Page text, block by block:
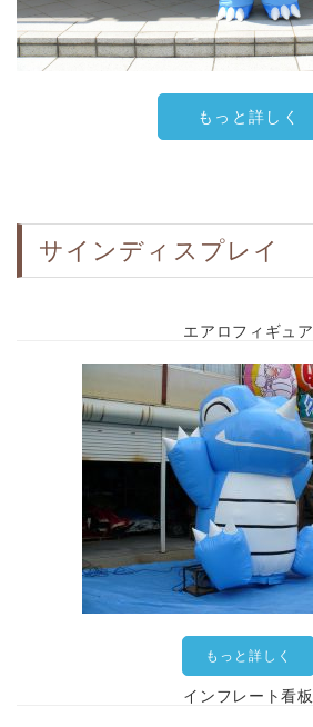
もっと詳しく
サインディスプレイ
エアロフィギュア
もっと詳しく
インフレート看板